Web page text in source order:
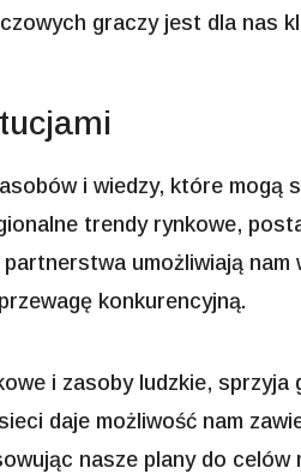
graczy jest dla nas
i wiedzy, które mogą
trendy rynkowe,
umożliwiają nam
konkurencyjną.
i zasoby ludzkie,
daje możliwość nam
nasze plany do